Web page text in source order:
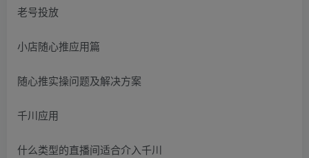
老号投放
小店随心推应用篇
随心推实操问题及解决方案
千川应用
什么类型的直播间适合介入千川